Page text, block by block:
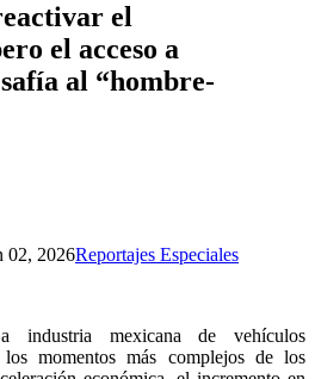
el
el acceso a
al “hombre-
02, 2026Reportajes Especiales
a industria mexicana de vehículos
momentos más complejos de los